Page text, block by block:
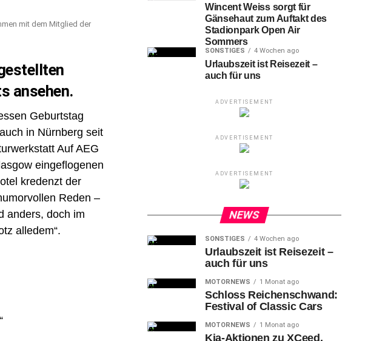
mit dem Mitglied der
ansehen.
Geburtstag
in Nürnberg seit
Auf AEG
eingeflogenen
kredenzt der
Reden –
anders, doch im
alledem“.
Wincent Weiss sorgt für
Gänsehaut zum Auftakt des
Stadionpark Open Air
Sommers
SONSTIGES 4 Wochen ago
Urlaubszeit ist Reisezeit –
auch für uns
ADVERTISEMENT
ADVERTISEMENT
ADVERTISEMENT
NEWS
SONSTIGES 4 Wochen ago
Urlaubszeit ist Reisezeit –
auch für uns
MOTORNEWS 1 Monat ago
Schloss Reichenschwand:
Festival of Classic Cars
MOTORNEWS 1 Monat ago
Kia-Aktionen zu XCeed,